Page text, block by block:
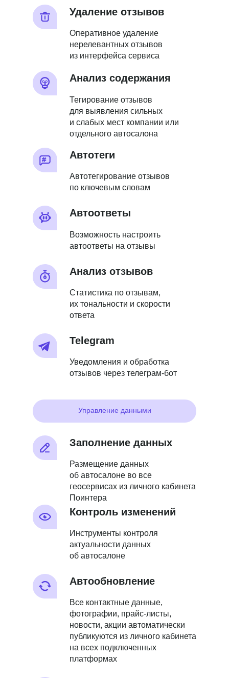
Автотеги
Автотегирование отзывов
по ключевым словам
Удаление отзывов
Оперативное удаление
нерелевантных отзывов
из интерфейса сервиса
Автоответы
Возможность настроить
автоответы на отзывы
Анализ отзывов
Telegram
Статистика по отзывам,
их тональности и скорости
ответа
Уведомления и обработка
отзывов через телеграм-бот
Анализ содержания
Заполнение данных
Контроль изменений
Размещение данных
об автосалоне во все
геосервисах из личного кабинета
Поинтера
Тегирование отзывов
для выявления сильных
и слабых мест компании или
отдельного автосалона
Инструменты контроля
актуальности данных
об автосалоне
Автообновление
Все контактные данные,
фотографии, прайс-листы,
новости, акции автоматически
публикуются из личного кабинета
на всех подключенных
платформах
Управление данными